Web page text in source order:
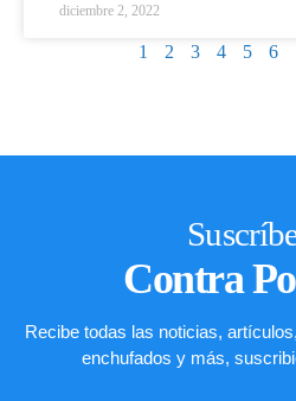
diciembre 2, 2022
1 2 3 4 5 6
Contra
Recibe todas las noticias,
enchufados y más,